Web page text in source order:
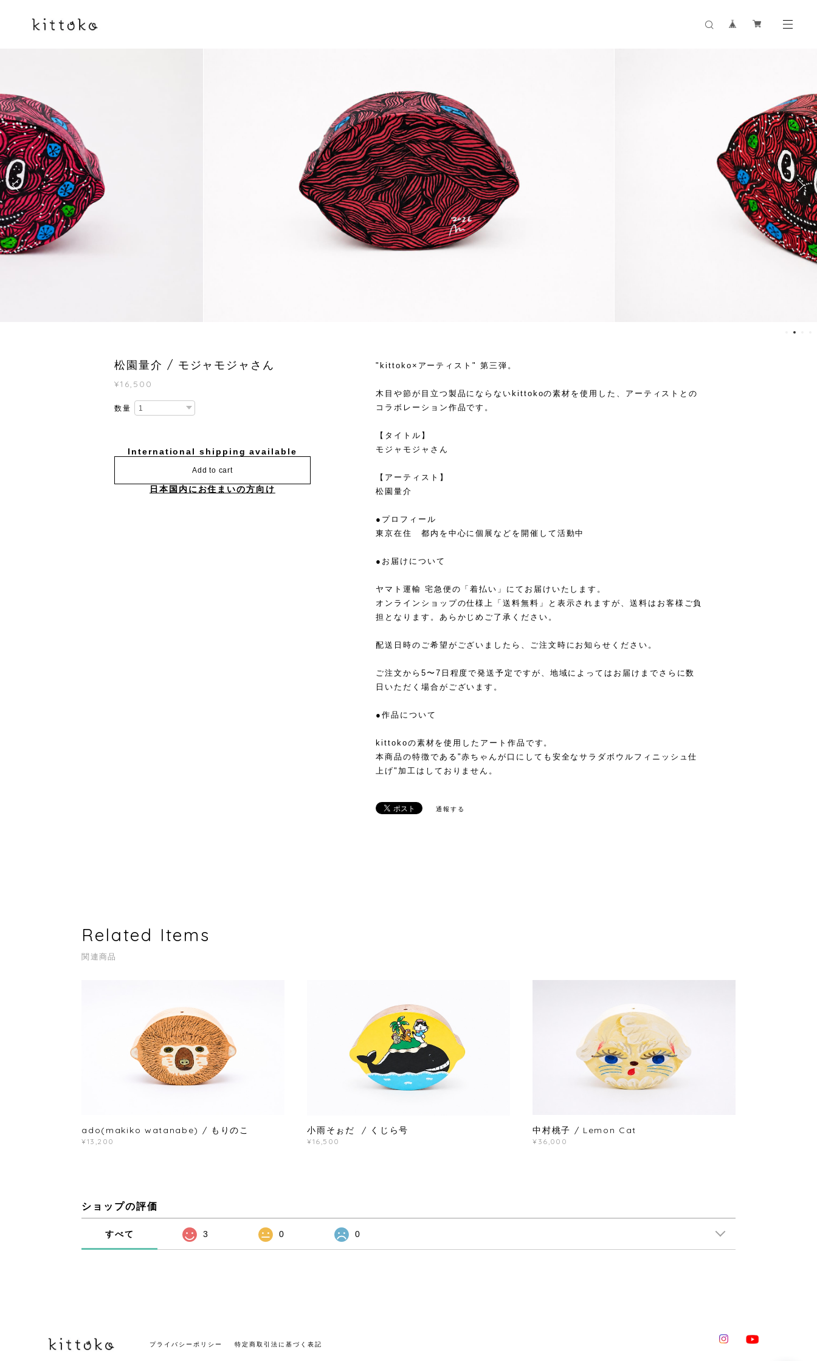
松園量介 / モジャモジャさん
¥16,500
数量
International shipping available
Add to cart
日本国内にお住まいの方向け
"kittoko×アーティスト" 第三弾。
木目や節が目立つ製品にならないkittokoの素材を使用した、アーティストとの
コラボレーション作品です。
【タイトル】
モジャモジャさん
【アーティスト】
松園量介
●プロフィール
東京在住 都内を中心に個展などを開催して活動中
●お届けについて
ヤマト運輸 宅急便の「着払い」にてお届けいたします。
オンラインショップの仕様上「送料無料」と表示されますが、送料はお客様ご負
担となります。あらかじめご了承ください。
配送日時のご希望がございましたら、ご注文時にお知らせください。
ご注文から5〜7日程度で発送予定ですが、地域によってはお届けまでさらに数
日いただく場合がございます。
●作品について
kittokoの素材を使用したアート作品です。
本商品の特徴である"赤ちゃんが口にしても安全なサラダボウルフィニッシュ仕
上げ"加工はしておりません。
通報する
Related Items
関連商品
ado(makiko watanabe) / もりのこ
¥13,200
小雨そぉだ / くじら号
¥16,500
中村桃子 / Lemon Cat
¥36,000
ショップの評価
すべて 3 0 0
プライバシーポリシー 特定商取引法に基づく表記